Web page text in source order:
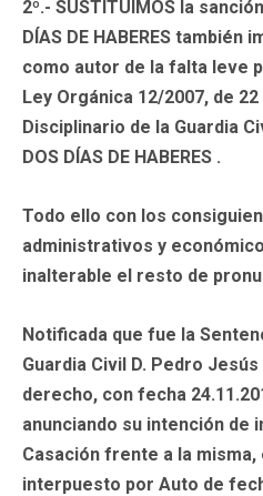
2º.- SUSTITUIMOS la
DÍAS DE HABERES también
como autor de la falta leve
Ley Orgánica 12/2007, de
Disciplinario de la Guardia
DOS DÍAS DE HABERES .
Todo ello con los
administrativos y
inalterable el resto de
Notificada que fue la
Guardia Civil D. Pedro
derecho, con fecha
anunciando su intención de
Casación frente a la
interpuesto por Auto de